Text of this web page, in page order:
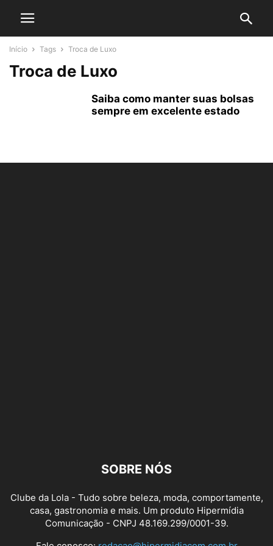
Início Tags Troca de Luxo
Troca de Luxo
Saiba como manter suas bolsas
sempre em excelente estado
SOBRE NÓS
Clube da Lola - Tudo sobre beleza, moda, comportamente,
casa, gastronomia e mais. Um produto Hipermídia
Comunicação - CNPJ 48.169.299/0001-39.